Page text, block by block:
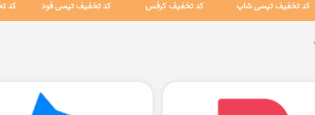
کد تخفیف تپسی شاپ کد تخفیف کرفس کد تخفیف تپسی فود کد